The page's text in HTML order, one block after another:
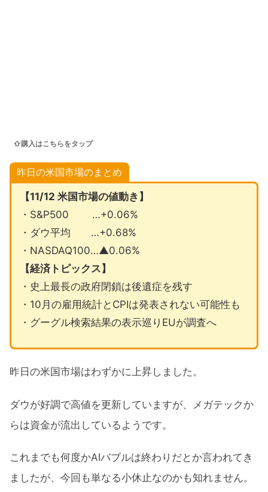
⇧購入はこちらをタップ
昨日の米国市場のまとめ
【11/12 米国市場の値動き】
・S&P500 …+0.06%
・ダウ平均 …+0.68%
・NASDAQ100…▲0.06%
【経済トピックス】
・史上最長の政府閉鎖は後遺症を残す
・10月の雇用統計とCPIは発表されない可能性も
・グーグル検索結果の表示巡りEUが調査へ
昨日の米国市場はわずかに上昇しました。
ダウが好調で高値を更新していますが、メガテックか
らは資金が流出しているようです。
これまでも何度かAIバブルは終わりだとか言われてき
ましたが、今回も単なる小休止なのかも知れません。